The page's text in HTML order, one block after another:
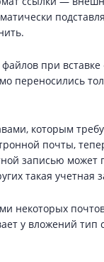
при
переносились
которым
почты,
записью может
такая учетная
некоторых
у вложений тип